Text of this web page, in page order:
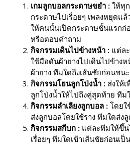
เกมลูกบอลกระดาษขยำ : ให้ทุ
กระดาษไปเรื่อยๆ เพลงหยุดแ
ให้คนนั้นเปิดกระดาษชั้นแรกก่
หรือตอบคำถาม
กิจกรรมเดินไปข้างหน้า : แต่ล
ใช้มือดันผ้ายางไปเดินไปข้าง
ผ้ายาง ทีมใดถึงเส้นชัยก่อนชนะ
กิจกรรมโยนลูกโป่งน้ำ : ส่งให้
ลูกโป่งน้ำให้ไปถึงคู่สุดท้าย ทีม
กิจกรรมลำเลียงลูกบอล : โดยใ
ส่งลูกบอลโดยใช้ราง ทีมใดส่ง
กิจกรรมสกีบก : แต่ละทีมให้ขึ้
เรื่อยๆ ทีมใดเข้าเส้นชัยก่อนเป็